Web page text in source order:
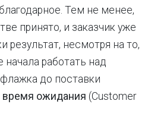
Тем не менее,
принято, и заказчик уже
результат, несмотря на то,
начала работать над
до поставки
время ожидания (Customer